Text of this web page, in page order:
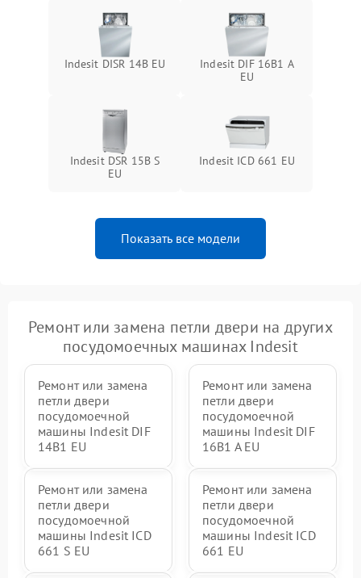
Indesit DISR 14B EU
Indesit DIF 16B1 A
EU
Indesit DSR 15B S
EU
Indesit ICD 661 EU
Показать все модели
Ремонт или замена петли двери на других
посудомоечных машинах Indesit
Ремонт или замена
петли двери
посудомоечной
машины Indesit DIF
14B1 EU
Ремонт или замена
петли двери
посудомоечной
машины Indesit DIF
16B1 A EU
Ремонт или замена
петли двери
посудомоечной
машины Indesit ICD
661 S EU
Ремонт или замена
петли двери
посудомоечной
машины Indesit ICD
661 EU